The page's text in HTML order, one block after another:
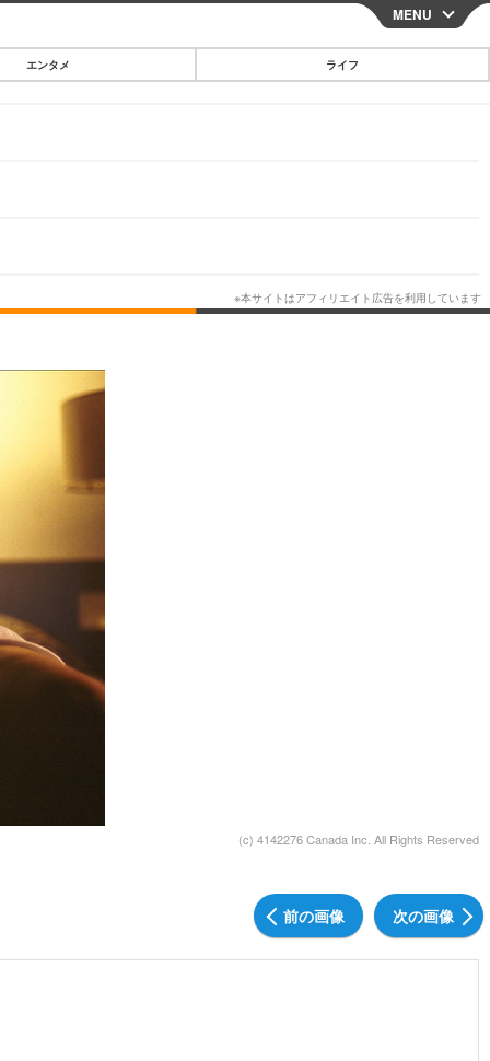
CLOSE
ブログ
グルメ
MENU
エンタメ ライフ
(c) 4142276 Canada Inc. All Rights Reserved
前の画像 次の画像